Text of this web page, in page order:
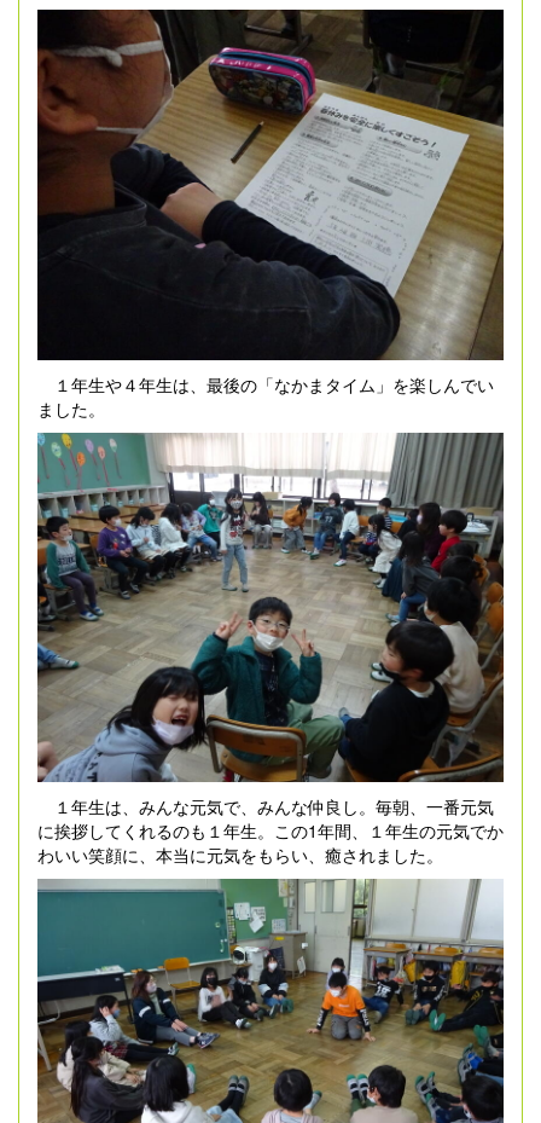
１年生や４年生は、最後の「なかまタイム」を楽しんでい
ました。
１年生は、みんな元気で、みんな仲良し。毎朝、一番元気
に挨拶してくれるのも１年生。この1年間、１年生の元気でか
わいい笑顔に、本当に元気をもらい、癒されました。